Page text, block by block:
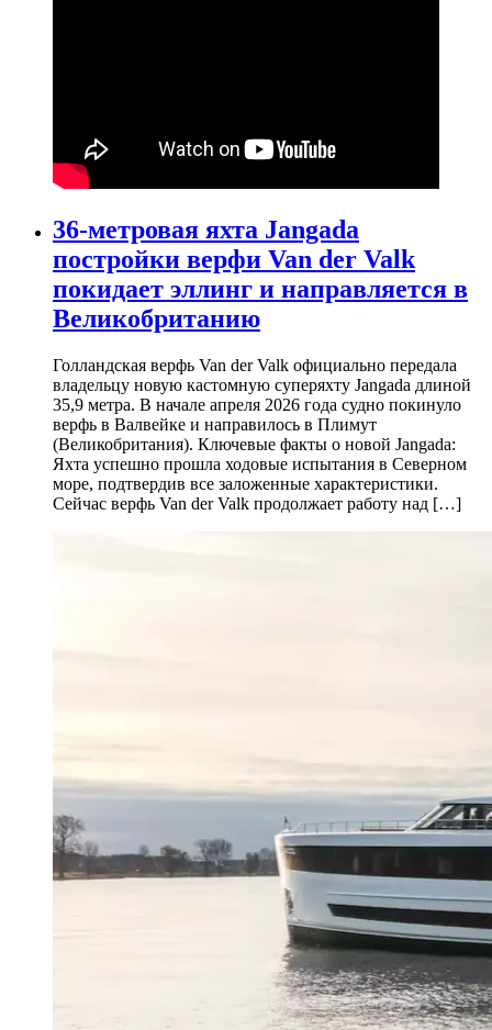
36-метровая яхта Jangada
постройки верфи Van der Valk
покидает эллинг и направляется в
Великобританию
Голландская верфь Van der Valk официально передала
владельцу новую кастомную суперяхту Jangada длиной
35,9 метра. В начале апреля 2026 года судно покинуло
верфь в Валвейке и направилось в Плимут
(Великобритания). Ключевые факты о новой Jangada:
Яхта успешно прошла ходовые испытания в Северном
море, подтвердив все заложенные характеристики.
Сейчас верфь Van der Valk продолжает работу над […]